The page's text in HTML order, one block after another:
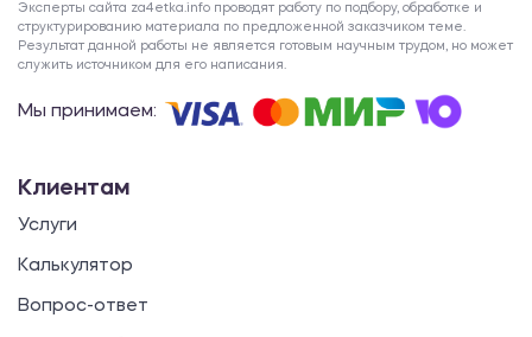
Эксперты сайта za4etka.info проводят работу по подбору, обработке и
структурированию материала по предложенной заказчиком теме.
Результат данной работы не является готовым научным трудом, но может
служить источником для его написания.
Мы принимаем:
Клиентам
Услуги
Калькулятор
Вопрос-ответ